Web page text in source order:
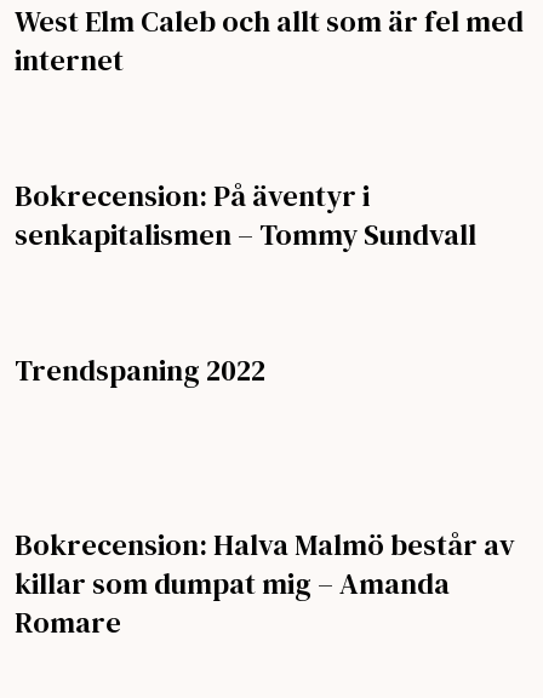
West Elm Caleb och allt som är fel med
internet
Bokrecension: På äventyr i
senkapitalismen – Tommy Sundvall
Trendspaning 2022
Bokrecension: Halva Malmö består av
killar som dumpat mig – Amanda
Romare